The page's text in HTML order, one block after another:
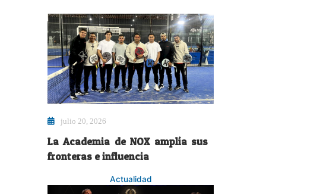
julio 20, 2026
La Academia de NOX amplía sus
fronteras e influencia
Actualidad